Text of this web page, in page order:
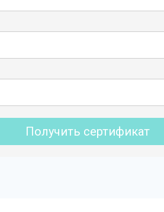
Получить сертификат